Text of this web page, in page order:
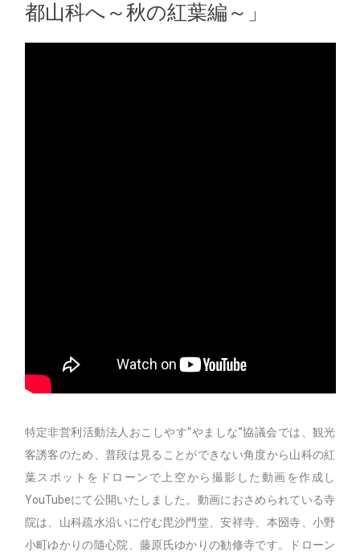
都山科へ～秋の紅葉編～」
特定非営利活動法人おこしやす“やましな”協議会では、観光
客誘客のため、普段は見ることができない角度から山科の紅
葉スポットをドローンで上空から撮影した動画を作成し
YouTubeにて公開いたしました。動画におさめられている寺
院は、山科疏水沿いに佇む毘沙門堂、安祥寺、本圀寺、小野
小町ゆかりの隨心院、藤原氏ゆかりの勧修寺です。ドローン